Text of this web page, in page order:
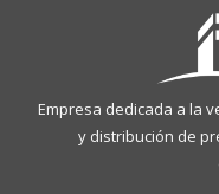
Empresa dedicada a la
y distribución de